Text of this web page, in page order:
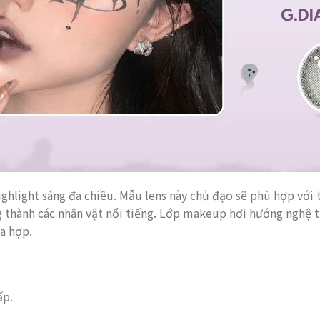
sáng đa chiều. Mẫu lens này chủ đạo sẽ phù hợp
các nhân vật nổi tiếng. Lớp makeup hơi hướng
hợp.